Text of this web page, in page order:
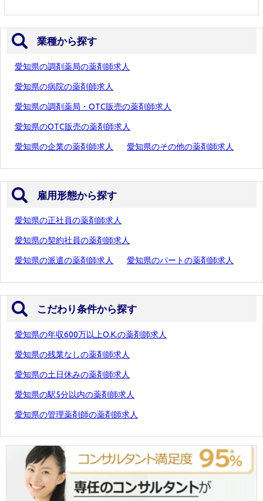
業種から探す
愛知県の調剤薬局の薬剤師求人
愛知県の病院の薬剤師求人
愛知県の調剤薬局・OTC販売の薬剤師求人
愛知県のOTC販売の薬剤師求人
愛知県の企業の薬剤師求人 愛知県のその他の薬剤師求人
雇用形態から探す
愛知県の正社員の薬剤師求人
愛知県の契約社員の薬剤師求人
愛知県の派遣の薬剤師求人 愛知県のパートの薬剤師求人
こだわり条件から探す
愛知県の年収600万以上O.K.の薬剤師求人
愛知県の残業なしの薬剤師求人
愛知県の土日休みの薬剤師求人
愛知県の駅5分以内の薬剤師求人
愛知県の管理薬剤師の薬剤師求人